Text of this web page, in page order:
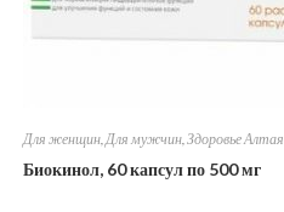
Для женщин, Для мужчин, Здоровье Алтая
Биокинол, 60 капсул по 500 мг